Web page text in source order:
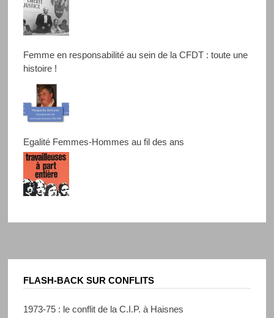
Femme en responsabilité au sein de la CFDT : toute une
histoire !
Egalité Femmes-Hommes au fil des ans
FLASH-BACK SUR CONFLITS
1973-75 : le conflit de la C.I.P. à Haisnes